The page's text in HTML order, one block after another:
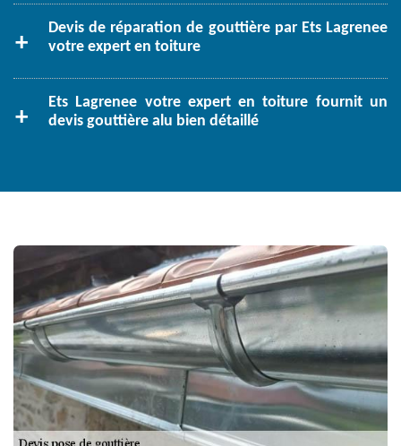
Devis de réparation de gouttière par Ets Lagrenee
votre expert en toiture
Ets Lagrenee votre expert en toiture fournit un
devis gouttière alu bien détaillé